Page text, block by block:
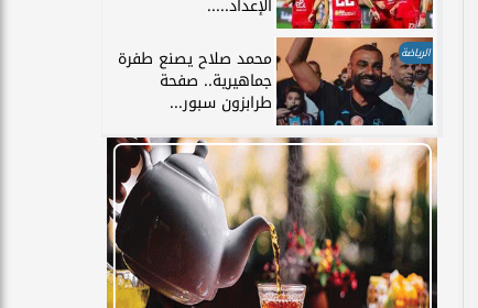
الرياضة محمد صلاح يصنع طفرة
جماهيرية.. صفحة
طرابزون سبور...